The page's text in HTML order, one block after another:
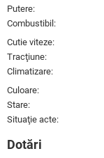
Putere:
Combustibil:
Cutie viteze:
Tracţiune:
Climatizare:
Culoare:
Stare:
Situaţie acte:
Dotări